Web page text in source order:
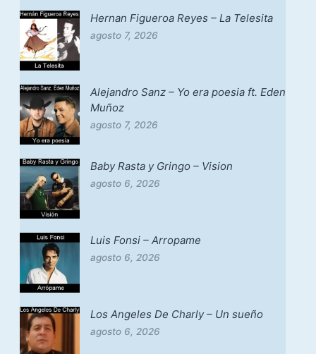
Hernan Figueroa Reyes – La Telesita
agosto 7, 2026
Alejandro Sanz – Yo era poesia ft. Eden
Muñoz
agosto 7, 2026
Baby Rasta y Gringo – Vision
agosto 6, 2026
Luis Fonsi – Arropame
agosto 6, 2026
Los Angeles De Charly – Un sueño
agosto 6, 2026